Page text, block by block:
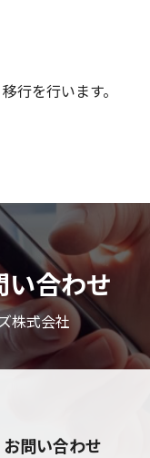
行を行います。
い合わせ
株式会社
問い合わせ